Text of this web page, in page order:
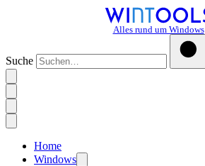
Alles rund um Windows
Suche
Home
Windows